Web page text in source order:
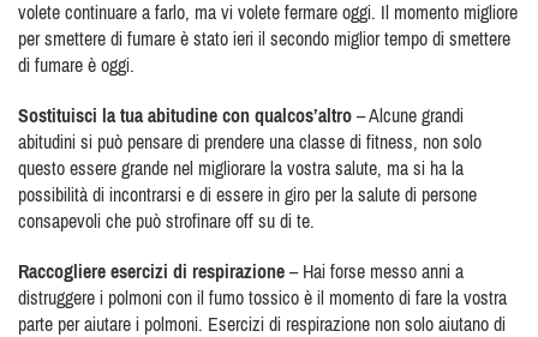
volete continuare a farlo, ma vi volete fermare oggi. Il momento migliore
per smettere di fumare è stato ieri il secondo miglior tempo di smettere
di fumare è oggi.
Sostituisci la tua abitudine con qualcos’altro – Alcune grandi
abitudini si può pensare di prendere una classe di fitness, non solo
questo essere grande nel migliorare la vostra salute, ma si ha la
possibilità di incontrarsi e di essere in giro per la salute di persone
consapevoli che può strofinare off su di te.
Raccogliere esercizi di respirazione – Hai forse messo anni a
distruggere i polmoni con il fumo tossico è il momento di fare la vostra
parte per aiutare i polmoni. Esercizi di respirazione non solo aiutano di